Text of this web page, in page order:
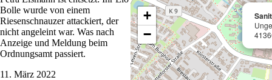
Bolle wurde von einem
Riesenschnauzer attackiert, der
nicht angeleint war. Was nach
Anzeige und Meldung beim
Ordnungsamt passiert.
11. März 2022
+
−